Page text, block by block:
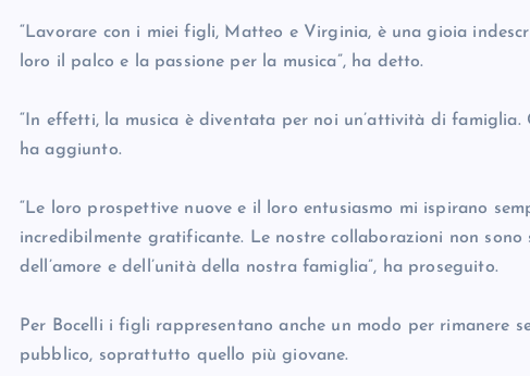
“Lavorare con i miei figli, Matteo e Virginia, è una gioia
loro il palco e la passione per la musica”, ha detto.
“In effetti, la musica è diventata per noi un’attività di famiglia.
ha aggiunto.
“Le loro prospettive nuove e il loro entusiasmo mi ispirano
incredibilmente gratificante. Le nostre collaborazioni non sono
dell’amore e dell’unità della nostra famiglia”, ha proseguito.
Per Bocelli i figli rappresentano anche un modo per rimanere
pubblico, soprattutto quello più giovane.